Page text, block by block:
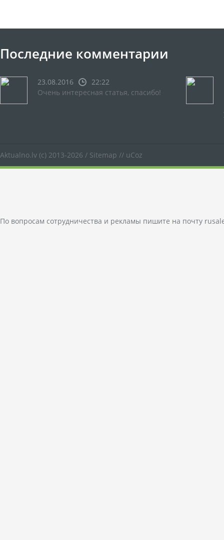
Последние комментарии
23.08.2016
22:22
Очень интересная статья, спасибо!
Aktualno.lv (c) 2013-2026 / Sitemap // uCoz
По вопросам сотрудничества и рекламы пишите на почту